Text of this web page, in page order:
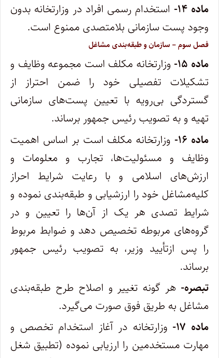
‌ماده ۱۴-
استخدام رسمی افراد در وزارتخانه بدون
وجود پست سازمانی بلامتصدی ممنوع است.
‌فصل سوم – سازمان و طبقه‌بندی مشاغل
‌ماده ۱۵-
وزارتخانه مکلف است مجموعه وظایف و
تشکیلات تفصیلی خود را ضمن احتراز از
گستردگی بی‌رویه با تعیین پست‌های سازمانی
تهیه‌ و به تصویب رئیس جمهور برساند.
‌ماده ۱۶-
وزارتخانه مکلف است بر اساس اهمیت
وظایف و مسئولیت‌ها، تجارب و معلومات و
ارزش‌های اسلامی و با رعایت شرایط احراز
کلیه‌مشاغل خود را ارزشیابی و طبقه‌بندی نموده و
شرایط تصدی هر یک از آن‌ها را تعیین و در
گروه‌های مربوطه تخصیص دهد و ضوابط مربوط
را پس از‌تأیید وزیر، به تصویب رئیس جمهور
برساند.
‌تبصره- هر گونه تغییر و اصلاح طرح طبقه‌بندی
مشاغل به طریق فوق صورت می‌گیرد.
‌ماده ۱۷-
وزارتخانه در آغاز استخدام تخصص و
مهارت مستخدمین را ارزیابی نموده (‌تطبیق شغل